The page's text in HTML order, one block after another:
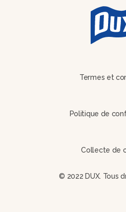
Termes et
Politique de
Collecte de
© 2022 DUX. Tous